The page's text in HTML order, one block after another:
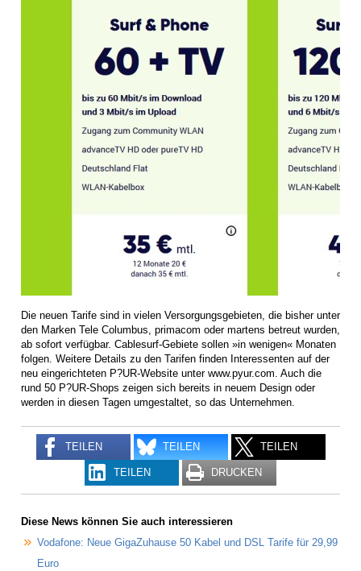
Die neuen Tarife sind in vielen Versorgungsgebieten, die bisher unter
den Marken Tele Columbus, primacom oder martens betreut wurden,
ab sofort verfügbar. Cablesurf-Gebiete sollen »in wenigen« Monaten
folgen. Weitere Details zu den Tarifen finden Interessenten auf der
neu eingerichteten P?UR-Website unter www.pyur.com. Auch die
rund 50 P?UR-Shops zeigen sich bereits in neuem Design oder
werden in diesen Tagen umgestaltet, so das Unternehmen.
TEILEN TEILEN TEILEN
TEILEN DRUCKEN
Diese News können Sie auch interessieren
Vodafone: Neue GigaZuhause 50 Kabel und DSL Tarife für 29,99
Euro